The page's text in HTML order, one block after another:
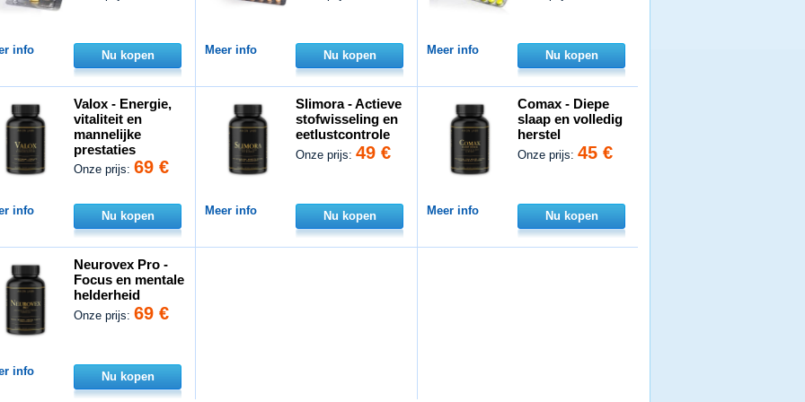
info Nu kopen Meer info Nu kopen Meer info Nu kopen
Valox - Energie,
vitaliteit en
mannelijke
prestaties
Onze prijs:69 €
info Nu kopen
Slimora - Actieve
stofwisseling en
eetlustcontrole
Onze prijs:49 €
Meer info Nu kopen
Comax - Diepe
slaap en volledig
herstel
Onze prijs:45 €
Meer info Nu kopen
Neurovex Pro -
Focus en mentale
helderheid
Onze prijs:69 €
info Nu kopen